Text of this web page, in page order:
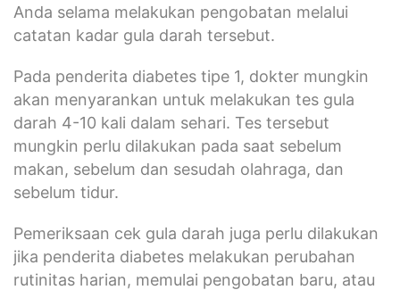
Anda selama melakukan pengobatan melalui
catatan kadar gula darah tersebut.
Pada penderita diabetes tipe 1, dokter mungkin
akan menyarankan untuk melakukan tes gula
darah 4-10 kali dalam sehari. Tes tersebut
mungkin perlu dilakukan pada saat sebelum
makan, sebelum dan sesudah olahraga, dan
sebelum tidur.
Pemeriksaan cek gula darah juga perlu dilakukan
jika penderita diabetes melakukan perubahan
rutinitas harian, memulai pengobatan baru, atau